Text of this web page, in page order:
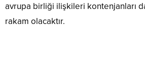
avrupa birliği ilişkileri kontenjanları
rakam olacaktır.